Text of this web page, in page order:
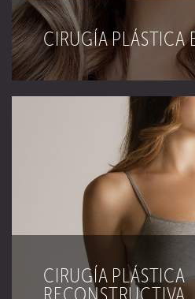
CIRUGÍA PLÁSTICA
CIRUGÍA PLÁSTICA